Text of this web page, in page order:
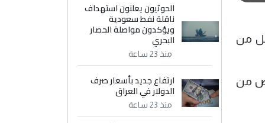
على العمل من
العمل أخرجت أكثر من 48 ألف شخص من
الحوثيون يعلنون استهداف
ناقلة نفط سعودية
ويؤكدون مواصلة الحصار
البحري
منذ 23 ساعة
ارتفاع جديد بأسعار صرف
الدولار في العراق
منذ 23 ساعة